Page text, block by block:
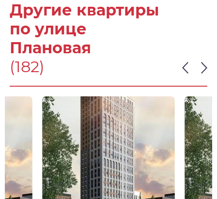
Другие квартиры
по улице
Плановая
(182)